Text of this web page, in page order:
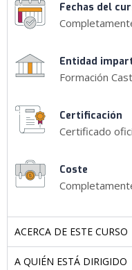
Fechas del
Entidad
Formación
Certificación
Certificado
Coste
ACERCA DE ESTE CURSO
A QUIÉN ESTÁ DIRIGIDO